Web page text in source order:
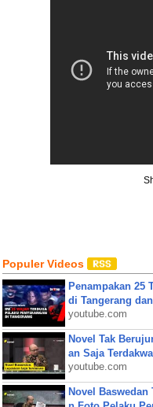
Populer Videos
Penampakan 25
di Tangerang
youtube.com
Novel Tak
an Saja
youtube.com
Novel